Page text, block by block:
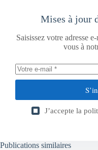
Mises à jour
Saisissez votre adresse
vous à
J’accepte la
Publications similaires